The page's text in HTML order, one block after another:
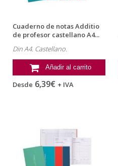
Cuaderno de notas Additio
de profesor castellano A4...
Din A4. Castellano.
Añadir al carrito
Desde 6,39€ + IVA